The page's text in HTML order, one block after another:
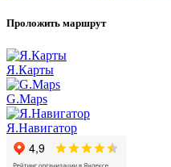
Проложить маршрут
Я.Карты
G.Maps
Я.Навигатор